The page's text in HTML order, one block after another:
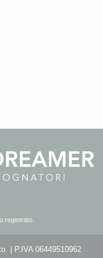
registrato.
| P.IVA 06449510962